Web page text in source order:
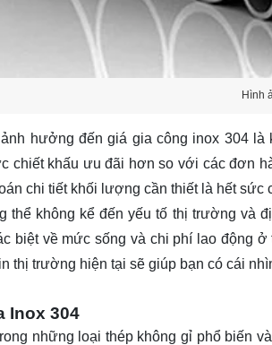
Hình
ảnh hưởng đến giá gia công inox 304
chiết khấu ưu đãi hơn so với các đơn
chi tiết khối lượng cần thiết là hết sức
thể không kể đến yếu tố thị trường và
biệt về mức sống và chi phí lao động
thị trường hiện tại sẽ giúp bạn có cái
Inox 304
những loại thép không gỉ phổ biến